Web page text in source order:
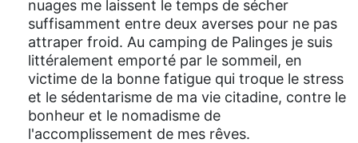
nuages me laissent le temps de sécher
suffisamment entre deux averses pour ne pas
attraper froid. Au camping de Palinges je suis
littéralement emporté par le sommeil, en
victime de la bonne fatigue qui troque le stress
et le sédentarisme de ma vie citadine, contre le
bonheur et le nomadisme de
l'accomplissement de mes rêves.